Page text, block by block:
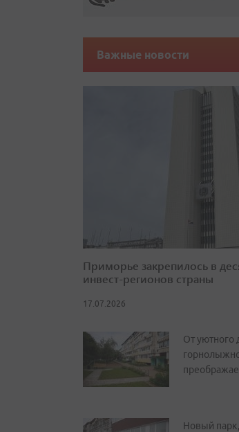
Важные новости
Приморье закрепилось в
инвест-регионов страны
17.07.2026
От уютного
Новый